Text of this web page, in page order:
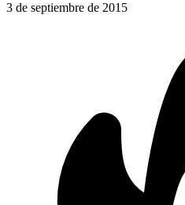
3 de septiembre de 2015